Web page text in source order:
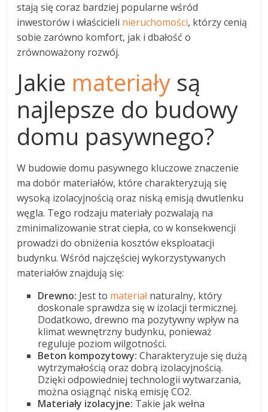
stają się coraz bardziej popularne wśród
inwestorów i właścicieli nieruchomości, którzy cenią
sobie zarówno komfort, jak i dbałość o
zrównoważony rozwój.
Jakie materiały są
najlepsze do budowy
domu pasywnego?
W budowie domu pasywnego kluczowe znaczenie
ma dobór materiałów, które charakteryzują się
wysoką izolacyjnością oraz niską emisją dwutlenku
węgla. Tego rodzaju materiały pozwalają na
zminimalizowanie strat ciepła, co w konsekwencji
prowadzi do obniżenia kosztów eksploatacji
budynku. Wśród najczęściej wykorzystywanych
materiałów znajdują się:
Drewno: Jest to materiał naturalny, który
doskonale sprawdza się w izolacji termicznej.
Dodatkowo, drewno ma pozytywny wpływ na
klimat wewnętrzny budynku, ponieważ
reguluje poziom wilgotności.
Beton kompozytowy: Charakteryzuje się dużą
wytrzymałością oraz dobrą izolacyjnością.
Dzięki odpowiedniej technologii wytwarzania,
można osiągnąć niską emisję CO2.
Materiały izolacyjne: Takie jak wełna